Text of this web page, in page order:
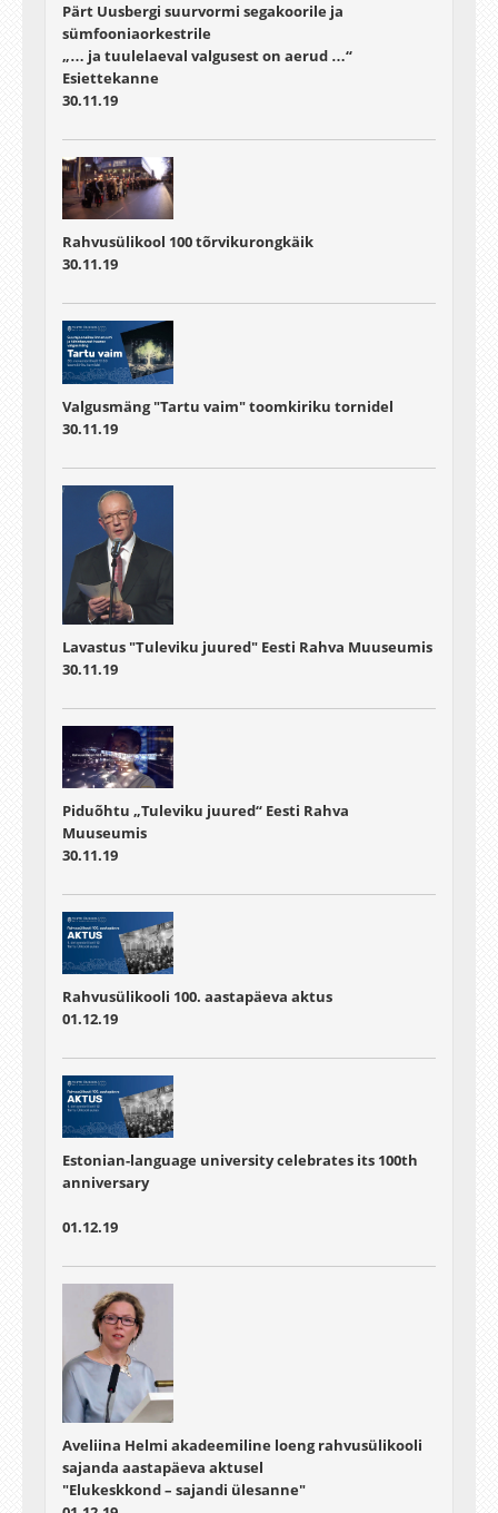
Pärt Uusbergi suurvormi segakoorile ja
sümfooniaorkestrile
„… ja tuulelaeval valgusest on aerud …“
Esiettekanne
30.11.19
Rahvusülikool 100 tõrvikurongkäik
30.11.19
Valgusmäng "Tartu vaim" toomkiriku tornidel
30.11.19
Lavastus "Tuleviku juured" Eesti Rahva Muuseumis
30.11.19
Piduõhtu „Tuleviku juured“ Eesti Rahva
Muuseumis
30.11.19
Rahvusülikooli 100. aastapäeva aktus
01.12.19
Estonian-language university celebrates its 100th
anniversary
01.12.19
Aveliina Helmi akadeemiline loeng rahvusülikooli
sajanda aastapäeva aktusel
"Elukeskkond – sajandi ülesanne"